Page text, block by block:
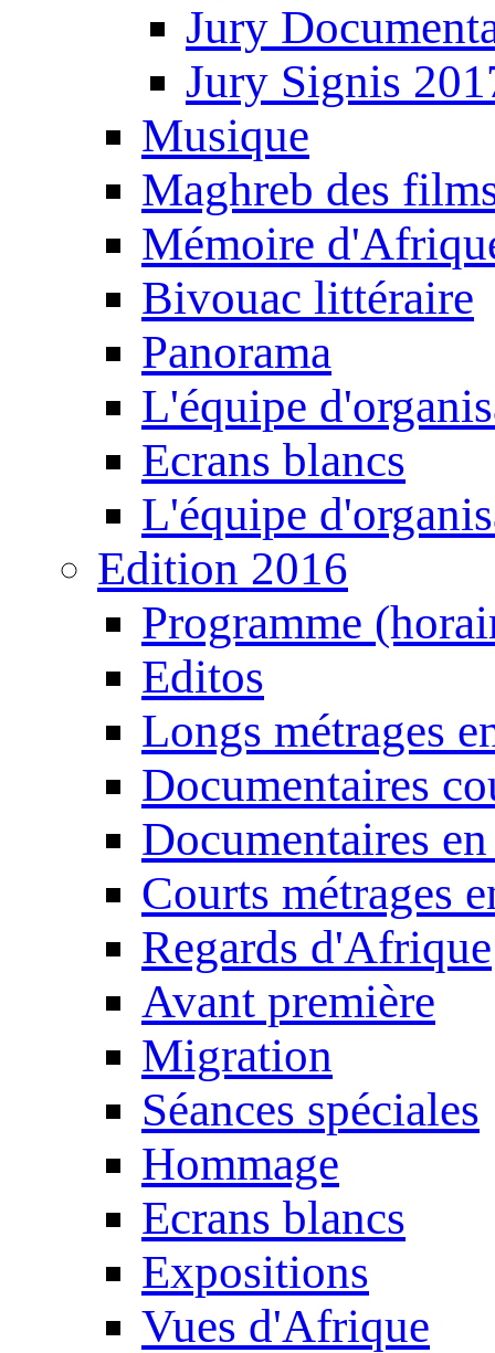
Jury
Jury Signis
Musique
Maghreb des
Mémoire
Bivouac littéraire
Panorama
L'équipe
Ecrans blancs
L'équipe
Edition 2016
Programme
Editos
Longs métrages
Documentaires
Documentaires
Courts métrages
Regards d'Afrique
Avant première
Migration
Séances spéciales
Hommage
Ecrans blancs
Expositions
Vues d'Afrique